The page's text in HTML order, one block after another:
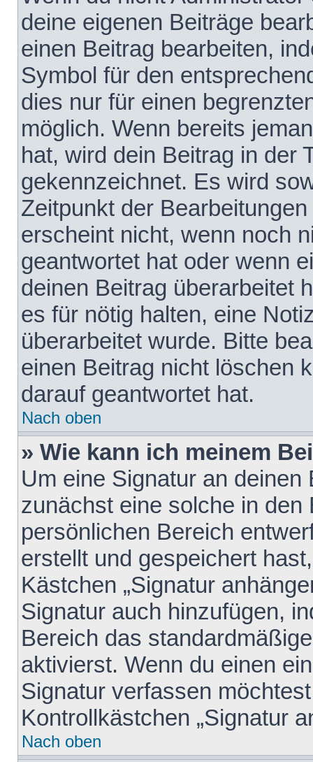
deine eigenen Beiträge
einen Beitrag bearbeiten,
Symbol für den
dies nur für einen
möglich. Wenn bereits
hat, wird dein Beitrag in der
gekennzeichnet. Es wird
Zeitpunkt der
erscheint nicht, wenn noch
geantwortet hat oder wenn
deinen Beitrag überarbeitet
es für nötig halten, eine
überarbeitet wurde. Bitte
einen Beitrag nicht löschen
darauf geantwortet hat.
Nach oben
» Wie kann ich meinem
Um eine Signatur an
zunächst eine solche in den
persönlichen Bereich
erstellt und gespeichert
Kästchen „Signatur
Signatur auch hinzufügen,
Bereich das
aktivierst. Wenn du einen
Signatur verfassen
Kontrollkästchen „Signatur
Nach oben